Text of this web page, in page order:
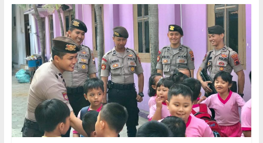
Patroli Blue Light Polsek Nguter Sasar Perbankan hingga
Permukiman, Antisipasi 3C dan Gangguan Kamtibmas
Blue Light Patrol Polsek Tawangsari Sisir Belasan Desa, Cegah
Kejahatan 3C dan Gangguan Kamtibmas